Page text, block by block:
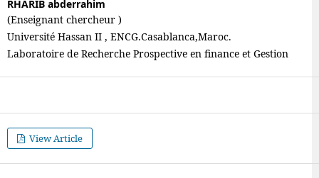
RHARIB abderrahim
(Enseignant chercheur )
Université Hassan II , ENCG.Casablanca,Maroc.
Laboratoire de Recherche Prospective en finance et Gestion
View Article